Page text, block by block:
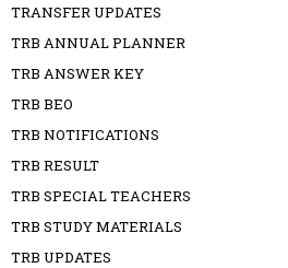
TRANSFER UPDATES
TRB ANNUAL PLANNER
TRB ANSWER KEY
TRB BEO
TRB NOTIFICATIONS
TRB RESULT
TRB SPECIAL TEACHERS
TRB STUDY MATERIALS
TRB UPDATES